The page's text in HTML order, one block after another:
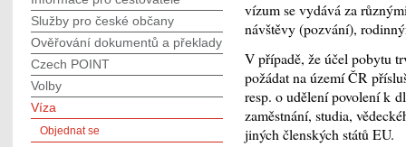
vízum se vydává za
návštěvy (pozvání),
V případě, že účel pobytu
požádat na území ČR
resp. o udělení povolení k
zaměstnání, studia,
jiných členských států EU.
Služby pro české občany
Ověřování dokumentů a překlady
Czech POINT
Volby
Víza
Objednat se